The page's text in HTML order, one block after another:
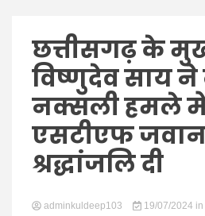
छत्तीसगढ़ के
विष्णुदेव साय ने
नक्सली हमले में
एसटीएफ
श्रद्धांजलि दी
adminkuldeep103 19/07/2024 in